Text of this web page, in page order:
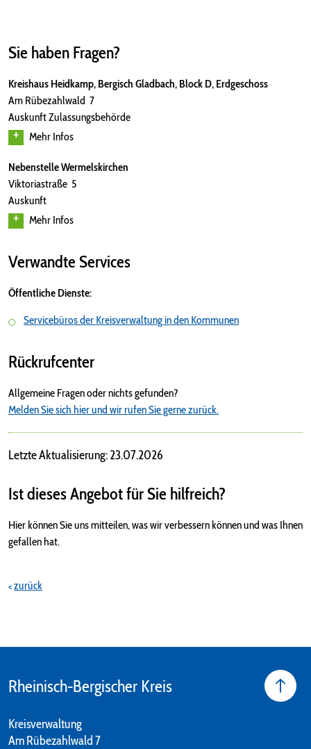
Sie haben Fragen?
Kreishaus Heidkamp, Bergisch Gladbach, Block D, Erdgeschoss
Am Rübezahlwald 7
Auskunft Zulassungsbehörde
Mehr Infos
Nebenstelle Wermelskirchen
Viktoriastraße 5
Auskunft
Mehr Infos
Verwandte Services
Öffentliche Dienste:
Servicebüros der Kreisverwaltung in den Kommunen
Rückrufcenter
Allgemeine Fragen oder nichts gefunden?
Melden Sie sich hier und wir rufen Sie gerne zurück.
Letzte Aktualisierung: 23.07.2026
Ist dieses Angebot für Sie hilfreich?
Hier können Sie uns mitteilen, was wir verbessern können und was Ihnen
gefallen hat.
zurück
Rheinisch-Bergischer Kreis
Kreisverwaltung
Am Rübezahlwald 7